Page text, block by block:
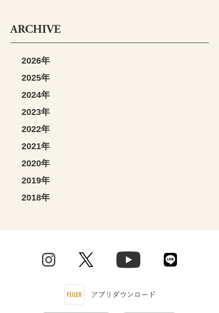
ARCHIVE
2026年
2025年
2024年
2023年
2022年
2021年
2020年
2019年
2018年